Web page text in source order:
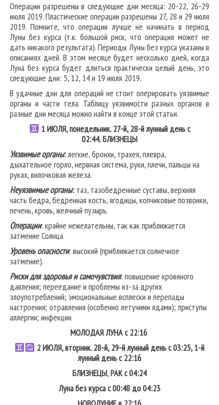
Операции разрешены в следующие дни месяца: 20-22, 26-29
июля 2019. Пластические операции разрешены 27, 28 и 29 июля
2019. Помните, что операции лучше не начинать в период
Луны без курса (т.к. большой риск, что операция может не
дать никакого результата). Периоды Луны без курса указаны в
описаниях дней. В этом месяце будет несколько дней, когда
Луна без курса будет длиться практически целый день, это
следующие дни: 5, 12, 14 и 19 июля 2019.
В удачные дни для операций не стоит оперировать уязвимые
органы и части тела. Таблицу уязвимости разных органов в
разные дни месяца можно найти в конце этой статьи.
1ИЮЛЯ, понедельник. 27-й, 28-й лунный день с
02:44.БЛИЗНЕЦЫ
Уязвимые органы:легкие, бронхи, трахея, плевра,
дыхательное горло, нервная система, руки, плечи, пальцы на
руках, вилочковая железа.
Неуязвимые органы: таз, тазобедренные суставы, верхняя
часть бедра, бедренная кость, ягодицы, копчиковые позвонки,
печень, кровь, желчный пузырь.
Операции: крайне нежелательны, так как приближается
затмение Солнца.
Уровень опасности: высокий (приближается солнечное
затмение).
Риски для здоровья и самочувствия: повышение кровяного
давления; переедание и проблемы из-за других
злоупотреблений; эмоциональные всплески и перепады
настроения; отравления (особенно летучими ядами); приступы
аллергии; инфекции.
МОЛОДАЯ ЛУНА с 22:16
2ИЮЛЯ, вторник. 28-й, 29-й лунный день с 03:25, 1-й
лунный день с 22:16
БЛИЗНЕЦЫ,РАКс 04:24
Луна без курса с 00:48 до 04:23